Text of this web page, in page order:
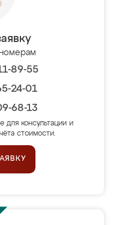
89-55
24-01
68-13
для консультации и
стоимости.